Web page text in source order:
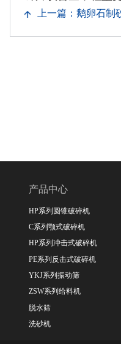
上一篇：鹅卵石制
产品中心
HP系列圆锥破碎机
C系列颚式破碎机
HP系列冲击式破碎机
PE系列反击式破碎机
YKJ系列振动筛
ZSW系列给料机
脱水筛
洗砂机